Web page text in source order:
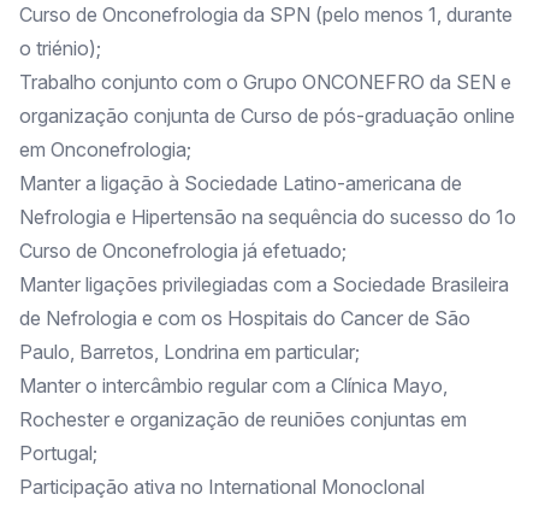
Curso de Onconefrologia da SPN (pelo menos 1, durante
o triénio);
Trabalho conjunto com o Grupo ONCONEFRO da SEN e
organização conjunta de Curso de pós-graduação online
em Onconefrologia;
Manter a ligação à Sociedade Latino-americana de
Nefrologia e Hipertensão na sequência do sucesso do 1o
Curso de Onconefrologia já efetuado;
Manter ligações privilegiadas com a Sociedade Brasileira
de Nefrologia e com os Hospitais do Cancer de São
Paulo, Barretos, Londrina em particular;
Manter o intercâmbio regular com a Clínica Mayo,
Rochester e organização de reuniões conjuntas em
Portugal;
Participação ativa no International Monoclonal